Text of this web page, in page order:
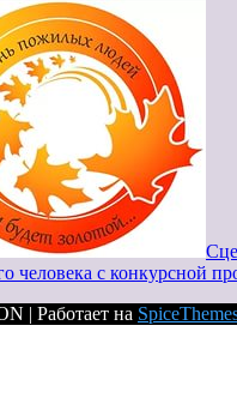
человека с конкурсной
| Работает на